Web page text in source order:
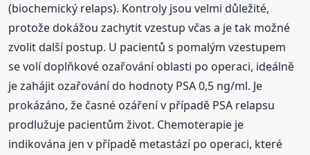
(biochemický relaps). Kontroly jsou velmi důležité,
protože dokážou zachytit vzestup včas a je tak možné
zvolit další postup. U pacientů s pomalým vzestupem
se volí doplňkové ozařování oblasti po operaci, ideálně
je zahájit ozařování do hodnoty PSA 0,5 ng/ml. Je
prokázáno, že časné ozáření v případě PSA relapsu
prodlužuje pacientům život. Chemoterapie je
indikována jen v případě metastází po operaci, které